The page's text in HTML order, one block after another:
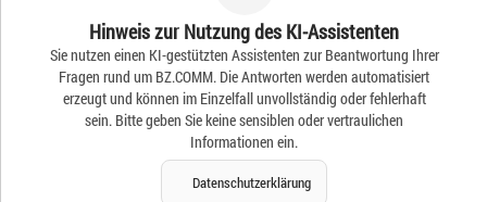
Hinweis zur Nutzung des KI-Assistenten
Sie nutzen einen KI-gestützten Assistenten zur Beantwortung Ihrer
Fragen rund um BZ.COMM. Die Antworten werden automatisiert
erzeugt und können im Einzelfall unvollständig oder fehlerhaft
sein. Bitte geben Sie keine sensiblen oder vertraulichen
Informationen ein.
Datenschutzerklärung
Frische Ideen – Frische
News